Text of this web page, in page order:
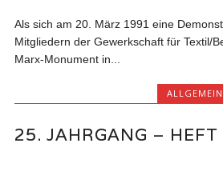
Als sich am 20. März 1991 eine
Mitgliedern der Gewerkschaft für Textil/
Marx-Monument in...
ALLGEMEIN
25. JAHRGANG –